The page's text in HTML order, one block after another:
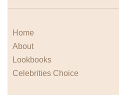
Home
About
Lookbooks
Celebrities Choice